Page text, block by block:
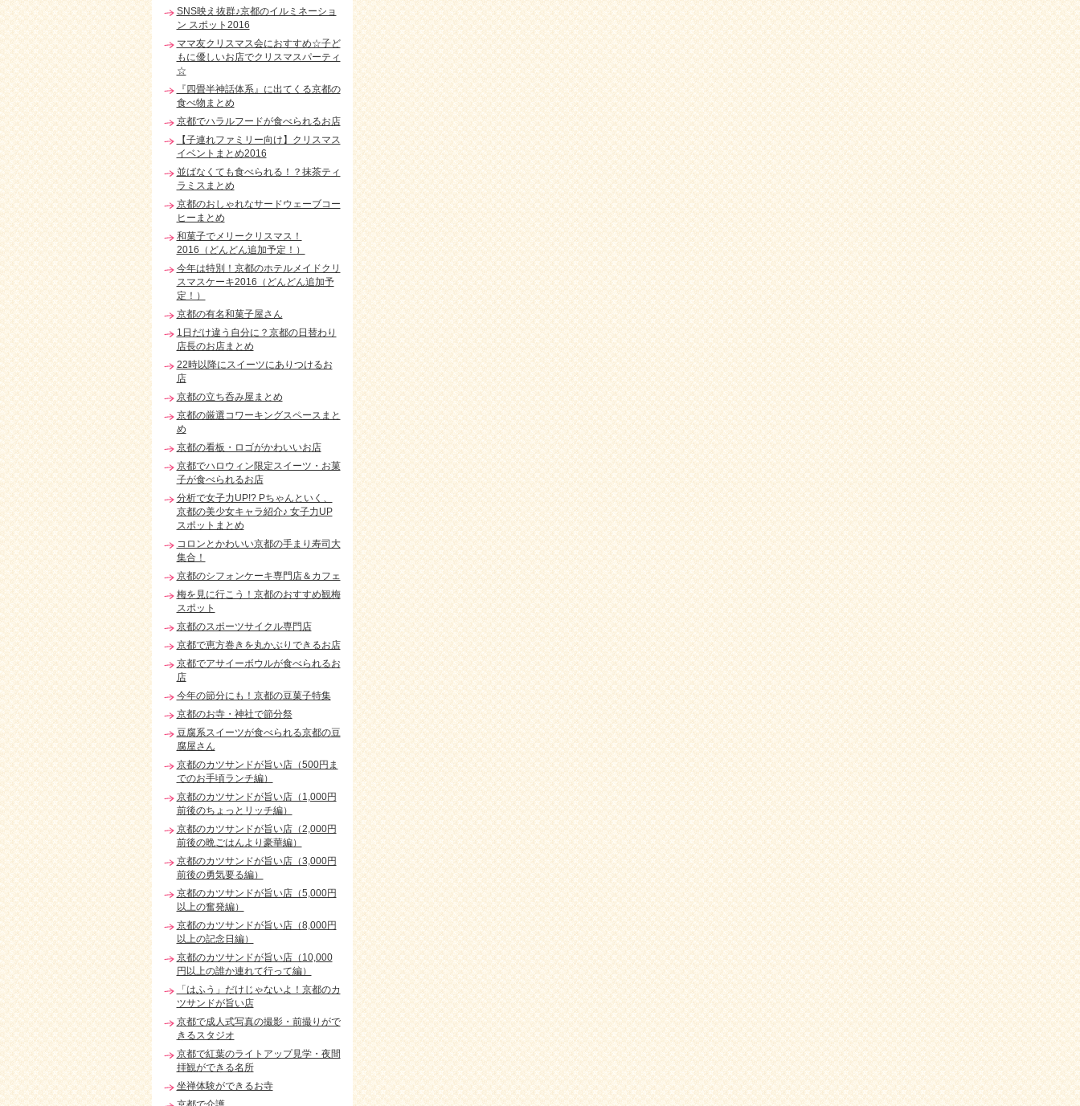
SNS映え抜群♪京都のイルミネーショ
ン スポット2016
ママ友クリスマス会におすすめ☆子ど
もに優しいお店でクリスマスパーティ
☆
『四畳半神話体系』に出てくる京都の
食べ物まとめ
京都でハラルフードが食べられるお店
【子連れファミリー向け】クリスマス
イベントまとめ2016
並ばなくても食べられる！？抹茶ティ
ラミスまとめ
京都のおしゃれなサードウェーブコー
ヒーまとめ
和菓子でメリークリスマス！
2016（どんどん追加予定！）
今年は特別！京都のホテルメイドクリ
スマスケーキ2016（どんどん追加予
定！）
京都の有名和菓子屋さん
1日だけ違う自分に？京都の日替わり
店長のお店まとめ
22時以降にスイーツにありつけるお
店
京都の立ち呑み屋まとめ
京都の厳選コワーキングスペースまと
め
京都の看板・ロゴがかわいいお店
京都でハロウィン限定スイーツ・お菓
子が食べられるお店
分析で女子力UP!? Pちゃんといく、
京都の美少女キャラ紹介♪ 女子力UP
スポットまとめ
コロンとかわいい京都の手まり寿司大
集合！
京都のシフォンケーキ専門店＆カフェ
梅を見に行こう！京都のおすすめ観梅
スポット
京都のスポーツサイクル専門店
京都で恵方巻きを丸かぶりできるお店
京都でアサイーボウルが食べられるお
店
今年の節分にも！京都の豆菓子特集
京都のお寺・神社で節分祭
豆腐系スイーツが食べられる京都の豆
腐屋さん
京都のカツサンドが旨い店（500円ま
でのお手頃ランチ編）
京都のカツサンドが旨い店（1,000円
前後のちょっとリッチ編）
京都のカツサンドが旨い店（2,000円
前後の晩ごはんより豪華編）
京都のカツサンドが旨い店（3,000円
前後の勇気要る編）
京都のカツサンドが旨い店（5,000円
以上の奮発編）
京都のカツサンドが旨い店（8,000円
以上の記念日編）
京都のカツサンドが旨い店（10,000
円以上の誰か連れて行って編）
「はふう」だけじゃないよ！京都のカ
ツサンドが旨い店
京都で成人式写真の撮影・前撮りがで
きるスタジオ
京都で紅葉のライトアップ見学・夜間
拝観ができる名所
坐禅体験ができるお寺